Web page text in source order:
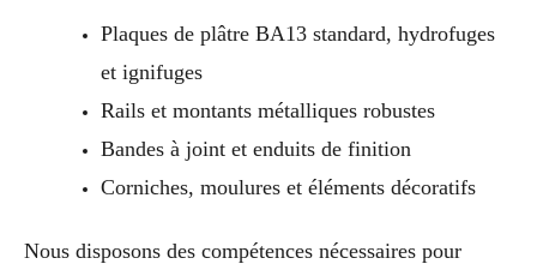
Plaques de plâtre BA13 standard, hydrofuges
et ignifuges
Rails et montants métalliques robustes
Bandes à joint et enduits de finition
Corniches, moulures et éléments décoratifs
Nous disposons des compétences nécessaires pour